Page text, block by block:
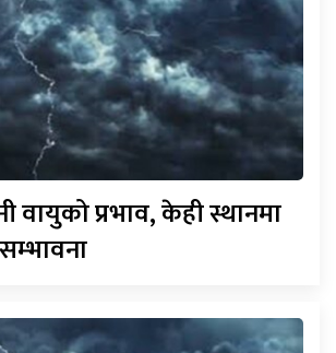
वायुको प्रभाव, केही स्थानमा